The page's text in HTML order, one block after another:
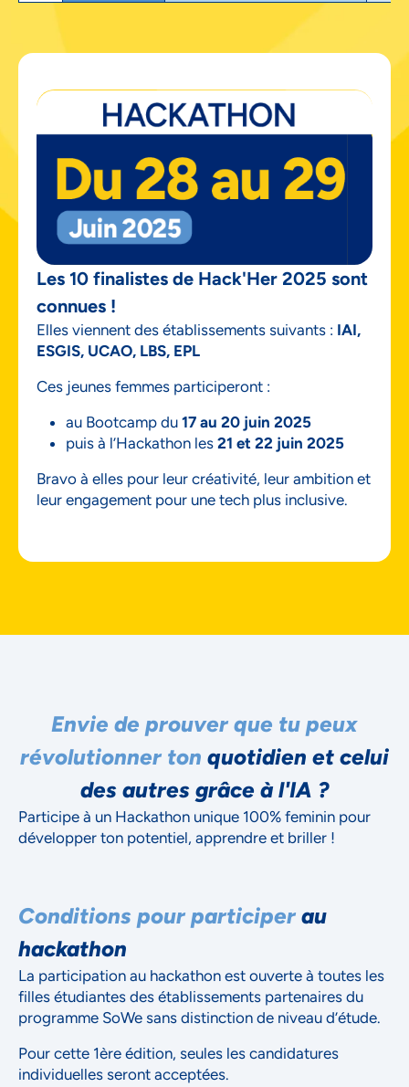
Les 10 finalistes de Hack'Her 2025 sont
connues !
Elles viennent des établissements suivants : IAI,
ESGIS, UCAO, LBS, EPL
Ces jeunes femmes participeront :
au Bootcamp du 17 au 20 juin 2025
puis à l’Hackathon les 21 et 22 juin 2025
Bravo à elles pour leur créativité, leur ambition et
leur engagement pour une tech plus inclusive.
Envie de prouver que tu peux
révolutionner ton quotidien et celui
des autres grâce à l'IA ?
Participe à un Hackathon unique 100% feminin pour
développer ton potentiel, apprendre et briller !
Conditions pour participer au
hackathon
La participation au hackathon est ouverte à toutes les
filles étudiantes des établissements partenaires du
programme SoWe sans distinction de niveau d’étude.
Pour cette 1ère édition, seules les candidatures
individuelles seront acceptées.